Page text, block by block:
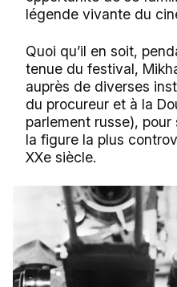
légende vivante du
Quoi qu’il en soit,
tenue du festival,
auprès de diverses
du procureur et à la
parlement russe),
la figure la plus
XXe siècle.